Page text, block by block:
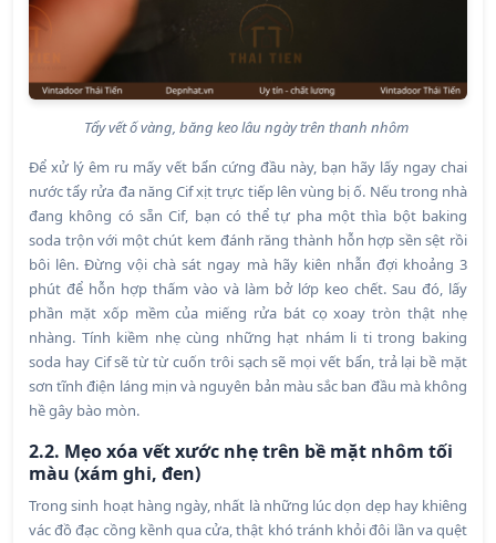
Tẩy vết ố vàng, băng keo lâu ngày trên thanh nhôm
Để xử lý êm ru mấy vết bẩn cứng đầu này, bạn hãy lấy ngay chai
nước tẩy rửa đa năng Cif xịt trực tiếp lên vùng bị ố. Nếu trong nhà
đang không có sẵn Cif, bạn có thể tự pha một thìa bột baking
soda trộn với một chút kem đánh răng thành hỗn hợp sền sệt rồi
bôi lên. Đừng vội chà sát ngay mà hãy kiên nhẫn đợi khoảng 3
phút để hỗn hợp thấm vào và làm bở lớp keo chết. Sau đó, lấy
phần mặt xốp mềm của miếng rửa bát cọ xoay tròn thật nhẹ
nhàng. Tính kiềm nhẹ cùng những hạt nhám li ti trong baking
soda hay Cif sẽ từ từ cuốn trôi sạch sẽ mọi vết bẩn, trả lại bề mặt
sơn tĩnh điện láng mịn và nguyên bản màu sắc ban đầu mà không
hề gây bào mòn.
2.2. Mẹo xóa vết xước nhẹ trên bề mặt nhôm tối
màu (xám ghi, đen)
Trong sinh hoạt hàng ngày, nhất là những lúc dọn dẹp hay khiêng
vác đồ đạc cồng kềnh qua cửa, thật khó tránh khỏi đôi lần va quệt